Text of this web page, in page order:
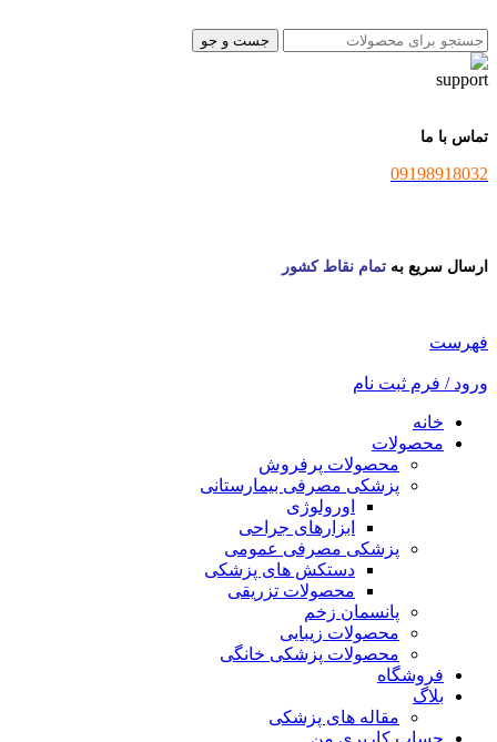
جست و جو
تماس با ما
09198918032
ارسال سریع به تمام نقاط کشور
فهرست
ورود / فرم ثبت نام
خانه
محصولات
محصولات پرفروش
پزشکی مصرفی بیمارستانی
اورولوژی
ابزارهای جراحی
پزشکی مصرفی عمومی
دستکش های پزشکی
محصولات تزریقی
پانسمان زخم
محصولات زیبایی
محصولات پزشکی خانگی
فروشگاه
بلاگ
مقاله های پزشکی